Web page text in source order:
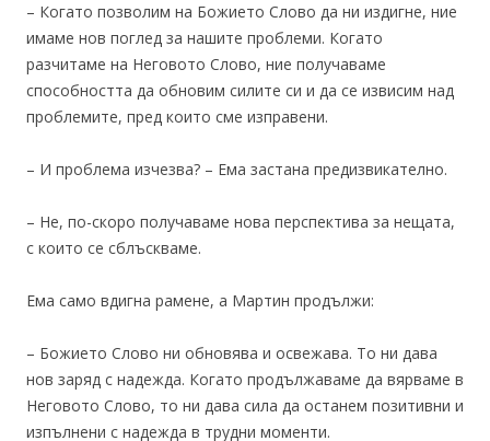
– Когато позволим на Божието Слово да ни издигне, ние
имаме нов поглед за нашите проблеми. Когато
разчитаме на Неговото Слово, ние получаваме
способността да обновим силите си и да се извисим над
проблемите, пред които сме изправени.
– И проблема изчезва? – Ема застана предизвикателно.
– Не, по-скоро получаваме нова перспектива за нещата,
с които се сблъскваме.
Ема само вдигна рамене, а Мартин продължи:
– Божието Слово ни обновява и освежава. То ни дава
нов заряд с надежда. Когато продължаваме да вярваме в
Неговото Слово, то ни дава сила да останем позитивни и
изпълнени с надежда в трудни моменти.